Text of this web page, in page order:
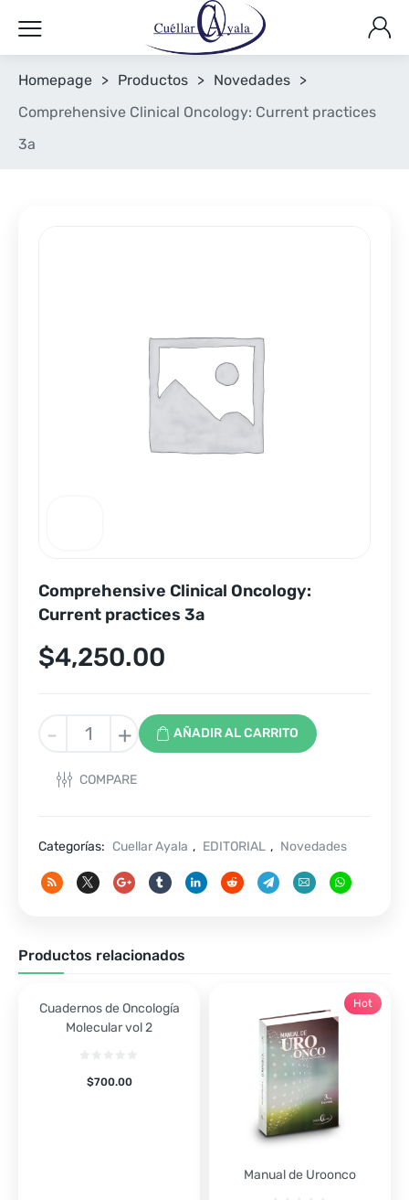
Homepage > Productos > Novedades >
Comprehensive Clinical Oncology: Current practices
3a
Comprehensive Clinical Oncology:
Current practices 3a
$4,250.00
-
Comprehensive
Clinical
Oncology:
Current
cantidad
+ AÑADIR AL CARRITO
COMPARE
Categorías: Cuellar Ayala , EDITORIAL , Novedades
Productos relacionados
Cuadernos de Oncología
Molecular vol 2
$700.00
Manual de Uroonco
Hot